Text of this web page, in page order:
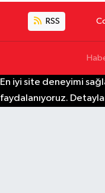
RSS
En iyi site deneyimi
faydalanıyoruz.